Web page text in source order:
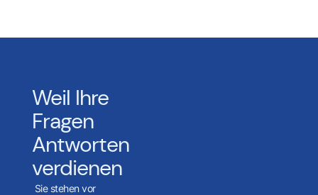
Weil Ihre
Fragen
Antworten
verdienen
Sie stehen vor